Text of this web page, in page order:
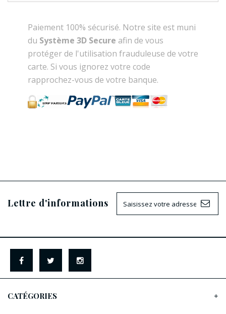
Paiement 100% sécurisé. Notre site est muni
du Système 3D Secure afin de vous
protéger de l'utilisation frauduleuse de votre
carte. Si vous ignorez votre code
rapprochez-vous de votre banque.
Lettre d'informations
CATÉGORIES